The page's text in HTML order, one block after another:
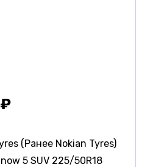
(Ранее Nokian Tyres)
5 SUV 225/50R18